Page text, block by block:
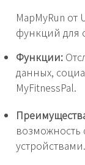
MapMyRun
функций для
Функции:
данных,
MyFitnessPal.
возможность
устройствами.